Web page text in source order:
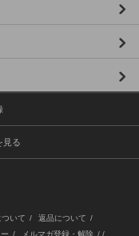
見る
いて / 返品について /
/ メルマガ登録・解除 / /